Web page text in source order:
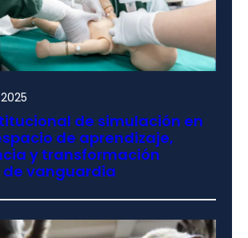
de simulación en
de aprendizaje,
y transformación
vanguardia